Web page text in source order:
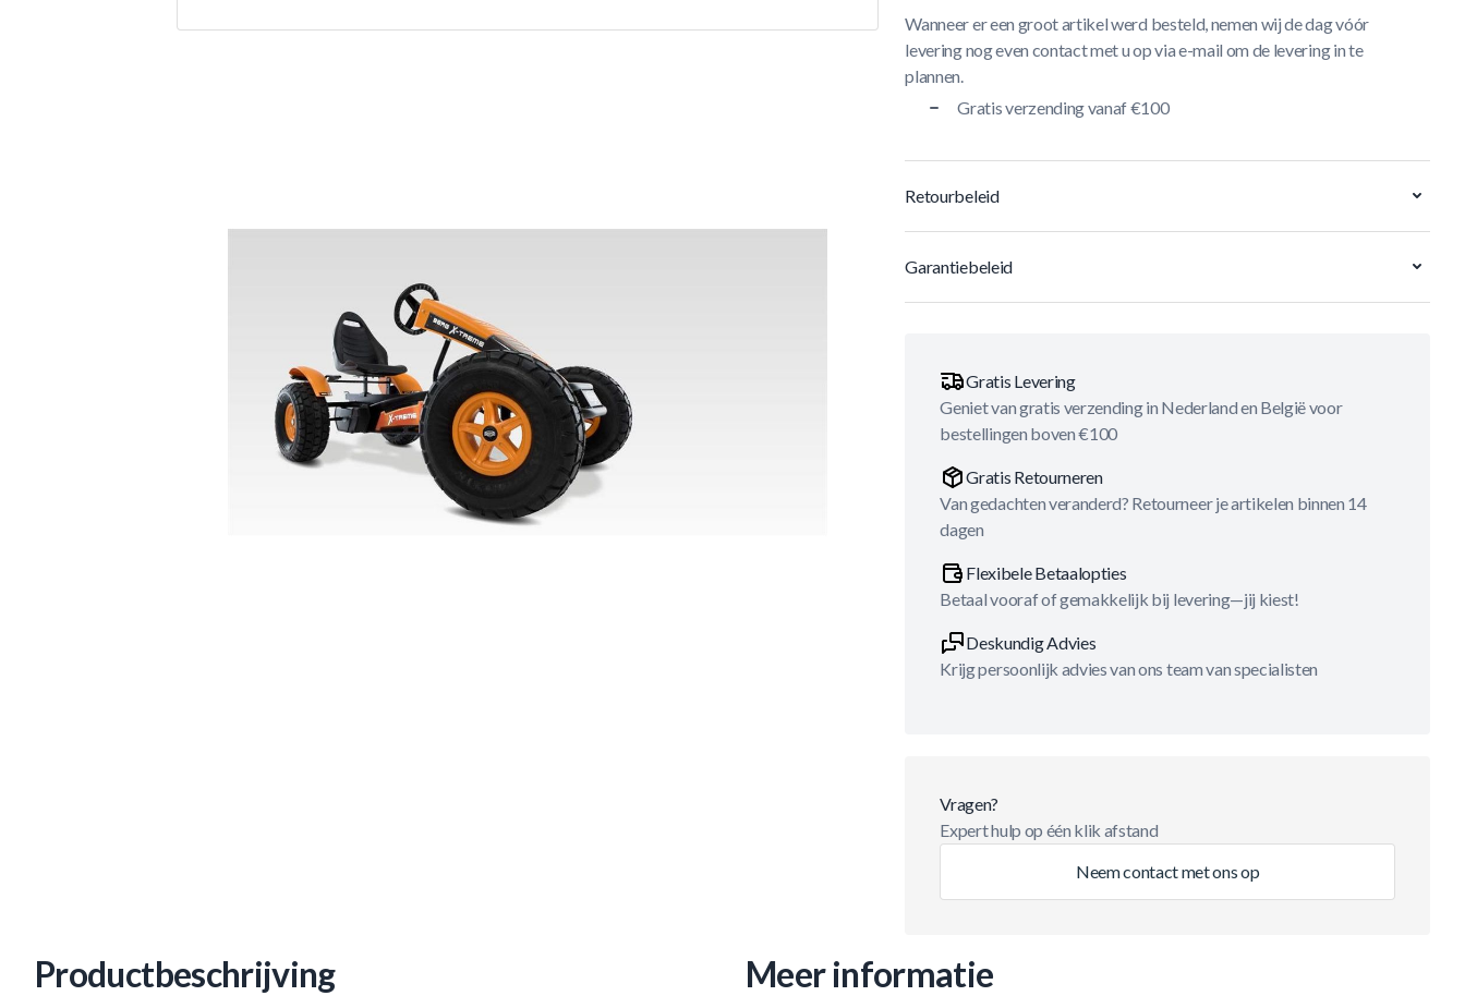
Wanneer er een groot artikel werd besteld, nemen wij de dag vóór
levering nog even contact met u op via e-mail om de levering in te
plannen.
Gratis verzending vanaf €100
Retourbeleid
Garantiebeleid
Gratis Levering
Geniet van gratis verzending in Nederland en België voor
bestellingen boven €100
Gratis Retourneren
Van gedachten veranderd? Retourneer je artikelen binnen 14
dagen
Flexibele Betaalopties
Betaal vooraf of gemakkelijk bij levering—jij kiest!
Deskundig Advies
Krijg persoonlijk advies van ons team van specialisten
Vragen?
Expert hulp op één klik afstand
Neem contact met ons op
Productbeschrijving Meer informatie